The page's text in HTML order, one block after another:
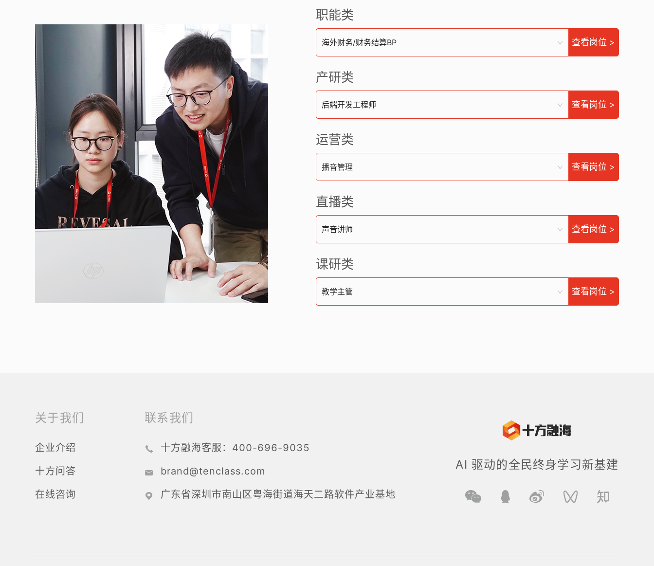
职能类
海外财务/财务结算BP 查看岗位 >
产研类
后端开发工程师 查看岗位 >
运营类
播音管理 查看岗位 >
直播类
声音讲师 查看岗位 >
课研类
教学主管 查看岗位 >
关于我们
企业介绍
十方问答
在线咨询
联系我们
十方融海客服： 400-696-9035
brand@tenclass.com
广东省深圳市南山区粤海街道海天二路软件产业基地
AI 驱动的全民终⾝学习新基建